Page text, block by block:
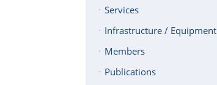
Services
Infrastructure / Equipment
Members
Publications